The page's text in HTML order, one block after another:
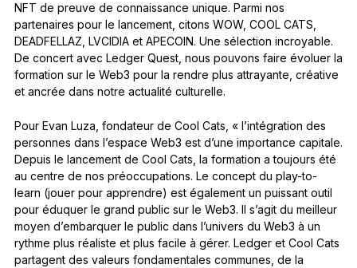
NFT de preuve de connaissance unique. Parmi nos
partenaires pour le lancement, citons WOW, COOL CATS,
DEADFELLAZ, LVCIDIA et APECOIN. Une sélection incroyable.
De concert avec Ledger Quest, nous pouvons faire évoluer la
formation sur le Web3 pour la rendre plus attrayante, créative
et ancrée dans notre actualité culturelle.
Pour Evan Luza, fondateur de Cool Cats, « l’intégration des
personnes dans l’espace Web3 est d’une importance capitale.
Depuis le lancement de Cool Cats, la formation a toujours été
au centre de nos préoccupations. Le concept du play-to-
learn (jouer pour apprendre) est également un puissant outil
pour éduquer le grand public sur le Web3. Il s’agit du meilleur
moyen d’embarquer le public dans l’univers du Web3 à un
rythme plus réaliste et plus facile à gérer. Ledger et Cool Cats
partagent des valeurs fondamentales communes, de la